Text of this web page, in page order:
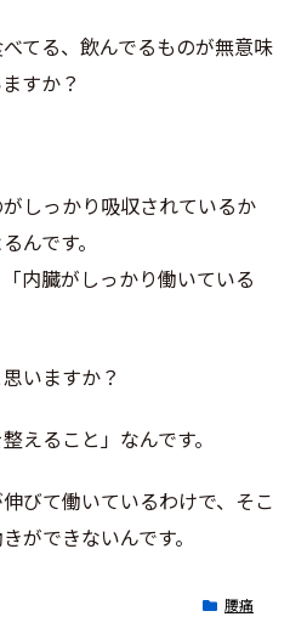
てる、飲んでるものが無意味
すか？
しっかり吸収されているか
んです。
内臓がしっかり働いている
いますか？
えること」なんです。
びて働いているわけで、そこ
ができないんです。
腰痛